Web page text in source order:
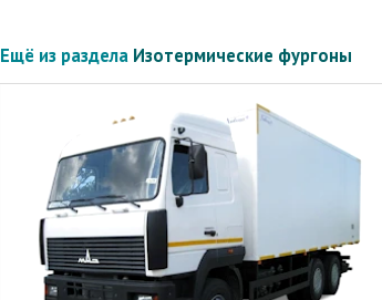
Ещё из раздела Изотермические фургоны